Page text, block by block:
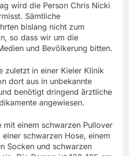
wird die Person Chris Nicki
Sämtliche
bislang nicht zum
so dass wir um die
und Bevölkerung bitten.
zuletzt in einer Kieler Klinik
dort aus in unbekannte
benötigt dringend ärztliche
angewiesen.
mit einem schwarzen Pullover
schwarzen Hose, einem
Socken und schwarzen